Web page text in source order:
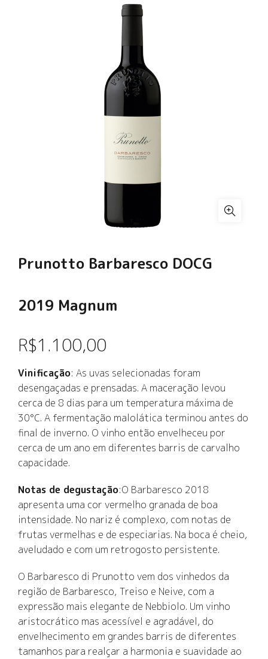
Prunotto Barbaresco DOCG
2019 Magnum
R$1.100,00
Vinificação: As uvas selecionadas foram
desengaçadas e prensadas. A maceração levou
cerca de 8 dias para um temperatura máxima de
30°C. A fermentação malolática terminou antes do
final de inverno. O vinho então envelheceu por
cerca de um ano em diferentes barris de carvalho
capacidade.
Notas de degustação:O Barbaresco 2018
apresenta uma cor vermelho granada de boa
intensidade. No nariz é complexo, com notas de
frutas vermelhas e de especiarias. Na boca é cheio,
aveludado e com um retrogosto persistente.
O Barbaresco di Prunotto vem dos vinhedos da
região de Barbaresco, Treiso e Neive, com a
expressão mais elegante de Nebbiolo. Um vinho
aristocrático mas acessível e agradável, do
envelhecimento em grandes barris de diferentes
tamanhos para realçar a harmonia e suavidade ao